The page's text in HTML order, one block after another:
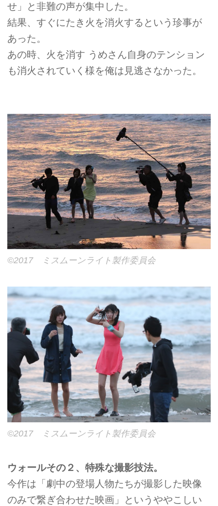
せ」と非難の声が集中した。
結果、すぐにたき火を消火するという珍事が
あった。
あの時、火を消す うめさん自身のテンション
も消火されていく様を俺は見逃さなかった。
©2017 ミスムーンライト製作委員会
©2017 ミスムーンライト製作委員会
ウォールその２、特殊な撮影技法。
今作は「劇中の登場人物たちが撮影した映像
のみで繋ぎ合わせた映画」というややこしい